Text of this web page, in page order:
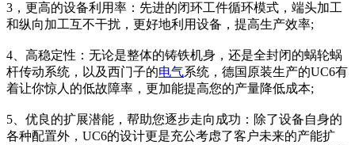
3，更高的设备利用率：先进的闭环工件循环模式，端头加工
和纵向加工互不干扰，更好地利用设备，提高生产效率;
4、高稳定性：无论是整体的铸铁机身，还是全封闭的蜗轮蜗
杆传动系统，以及西门子的电气系统，德国原装生产的UC6有
着让你惊人的低故障率，更加能提高您的产量降低成本;
5、优良的扩展潜能，帮助您逐步走向成功：除了设备自身的
各种配置外，UC6的设计更是充公考虑了客户未来的产能扩